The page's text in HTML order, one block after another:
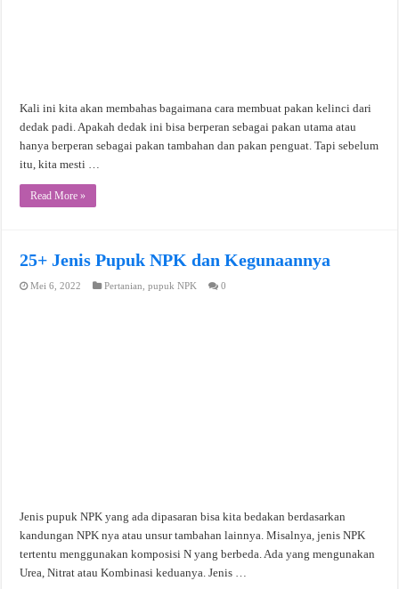
Kali ini kita akan membahas bagaimana cara membuat pakan kelinci dari
dedak padi. Apakah dedak ini bisa berperan sebagai pakan utama atau
hanya berperan sebagai pakan tambahan dan pakan penguat. Tapi sebelum
itu, kita mesti …
Read More »
25+ Jenis Pupuk NPK dan Kegunaannya
Mei 6, 2022 Pertanian ,pupuk NPK 0
Jenis pupuk NPK yang ada dipasaran bisa kita bedakan berdasarkan
kandungan NPK nya atau unsur tambahan lainnya. Misalnya, jenis NPK
tertentu menggunakan komposisi N yang berbeda. Ada yang mengunakan
Urea, Nitrat atau Kombinasi keduanya. Jenis …